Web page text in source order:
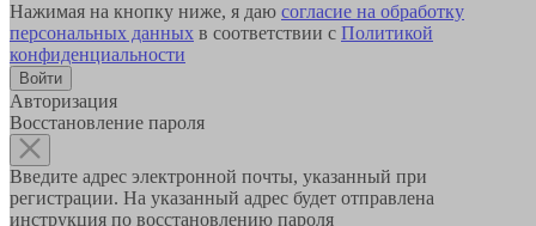
Нажимая на кнопку ниже, я даю согласие на обработку
персональных данных в соответствии с Политикой
конфиденциальности
Авторизация
Восстановление пароля
Введите адрес электронной почты, указанный при
регистрации. На указанный адрес будет отправлена
инструкция по восстановлению пароля